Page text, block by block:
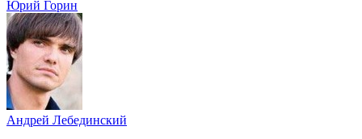
Юрий Горин
Андрей Лебединский